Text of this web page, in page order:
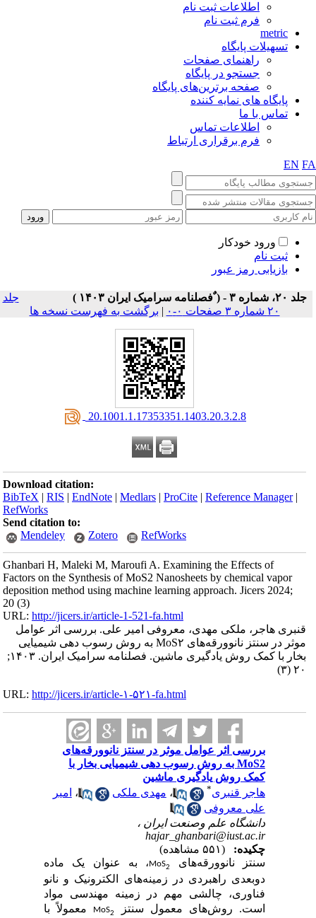
اطلاعات ثبت نام
فرم ثبت نام
metric
تسهیلات پایگاه
راهنمای صفحات
جستجو در پایگاه
صفحه برترین‌های پایگاه
پایگاه های نمایه کننده
تماس با ما
اطلاعات تماس
فرم برقراری ارتباط
EN
ورود خودکار
ثبت نام
بازیابی رمز عبور
جلد ۲۰، شماره ۳ - ( ٌفصلنامه سرامیک ایران ۱۴۰۳ )
جلد
۲۰ شماره ۳ صفحات ۰-۰
| برگشت به فهرست نسخه ها
‎ 20.1001.1.17353351.1403.20.3.2.8
Download citation:
BibTeX |RIS |EndNote |Medlars |ProCite |Reference Manager
RefWorks
Send citation to:
Mendeley
Zotero RefWorks
Ghanbari H, Maleki M, Maroufi A. Examining the Effects of
Factors on the Synthesis of MoS2 Nanosheets by chemical vapor
deposition method using machine learning approach. Jicers 2024;
20 (3)
URL:http://jicers.ir/article-1-521-fa.html
قنبری هاجر، ملکی مهدی، معروفی امیر علی. بررسی اثر عوامل
موثر در سنتز نانوورقه‌های MoS۲ به روش رسوب دهی شیمیایی
بخار با کمک روش یادگیری ماشین. فصلنامه سرامیک ایران. ۱۴۰۳;
۲۰ (۳)
URL:http://jicers.ir/article-۱-۵۲۱-fa.html
بررسی اثر عوامل موثر در سنتز نانوورقه‌های
MoS2 به روش رسوب دهی شیمیایی بخار با
کمک روش یادگیری ماشین
هاجر قنبری* ،مهدی ملکی ،امیر
علی معروفی
دانشگاه علم وصنعت ایران ،
hajar_ghanbari@iust.ac.ir
چکیده:
سنتز نانوورقه‌های MoS، به عنوان یک ماده
دوبعدی راهبردی در زمینه‌های الکترونیک و نانو
فناوری، چالشی مهم در زمینه مهندسی مواد
است. روش‌های معمول سنتز
MoS 2
معمولاً با